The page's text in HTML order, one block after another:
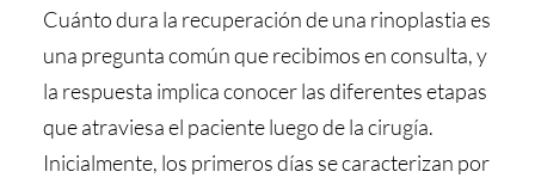
Cuánto dura la recuperación de una rinoplastia es
una pregunta común que recibimos en consulta, y
la respuesta implica conocer las diferentes etapas
que atraviesa el paciente luego de la cirugía.
Inicialmente, los primeros días se caracterizan por